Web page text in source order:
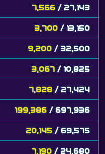
7,566 / 27,143
3,700 / 13,150
9,200 / 32,500
3,067 / 10,825
7,828 / 27,424
199,386 / 697,936
20,145 / 69,575
7,190 / 24,680